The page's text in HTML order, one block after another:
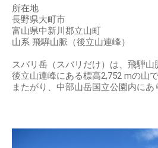
所在地
長野県大町市
富山県中新川郡立山町
山系 飛騨山脈（後立山連峰）
スバリ岳（スバリだけ）は、飛騨
後立山連峰にある標高2,752 mの山
またがり、中部山岳国立公園内にあ